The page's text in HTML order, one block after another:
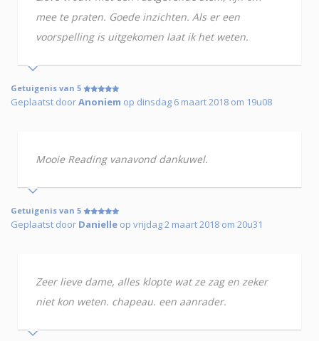
mee te praten. Goede inzichten. Als er een
voorspelling is uitgekomen laat ik het weten.
Getuigenis van 5
Geplaatst doorAnoniem op dinsdag 6 maart 2018 om 19u08
Mooie Reading vanavond dankuwel.
Getuigenis van 5
Geplaatst door Danielle op vrijdag 2 maart 2018 om 20u31
Zeer lieve dame, alles klopte wat ze zag en zeker
niet kon weten. chapeau. een aanrader.